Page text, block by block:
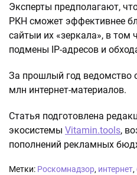
Эксперты предполагают,
РКН сможет эффективнее
сайтыи их «зеркала», в том
подмены IP-адресов и
За прошлый год ведомство
млн интернет-материалов.
Статья подготовлена
экосистемы Vitamin.tools,
пополнений рекламных
Метки: Роскомнадзор, интернет,